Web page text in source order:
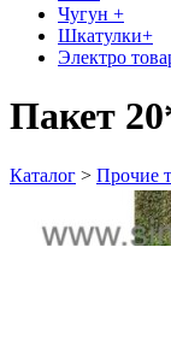
Чугун +
Шкатулки+
Электро
Пакет
Каталог > Прочие